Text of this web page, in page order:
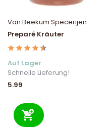
Van Beekum Specerijen
Preparé Kräuter
Auf Lager
Schnelle Lieferung!
5.99